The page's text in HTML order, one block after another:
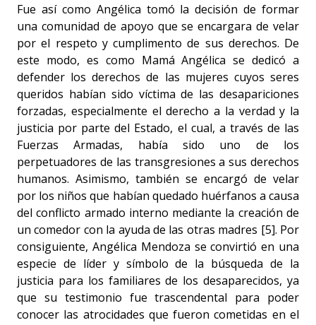
Fue así como Angélica tomó la decisión de formar
una comunidad de apoyo que se encargara de velar
por el respeto y cumplimento de sus derechos. De
este modo, es como Mamá Angélica se dedicó a
defender los derechos de las mujeres cuyos seres
queridos habían sido víctima de las desapariciones
forzadas, especialmente el derecho a la verdad y la
justicia por parte del Estado, el cual, a través de las
Fuerzas Armadas, había sido uno de los
perpetuadores de las transgresiones a sus derechos
humanos. Asimismo, también se encargó de velar
por los niños que habían quedado huérfanos a causa
del conflicto armado interno mediante la creación de
un comedor con la ayuda de las otras madres [5]. Por
consiguiente, Angélica Mendoza se convirtió en una
especie de líder y símbolo de la búsqueda de la
justicia para los familiares de los desaparecidos, ya
que su testimonio fue trascendental para poder
conocer las atrocidades que fueron cometidas en el